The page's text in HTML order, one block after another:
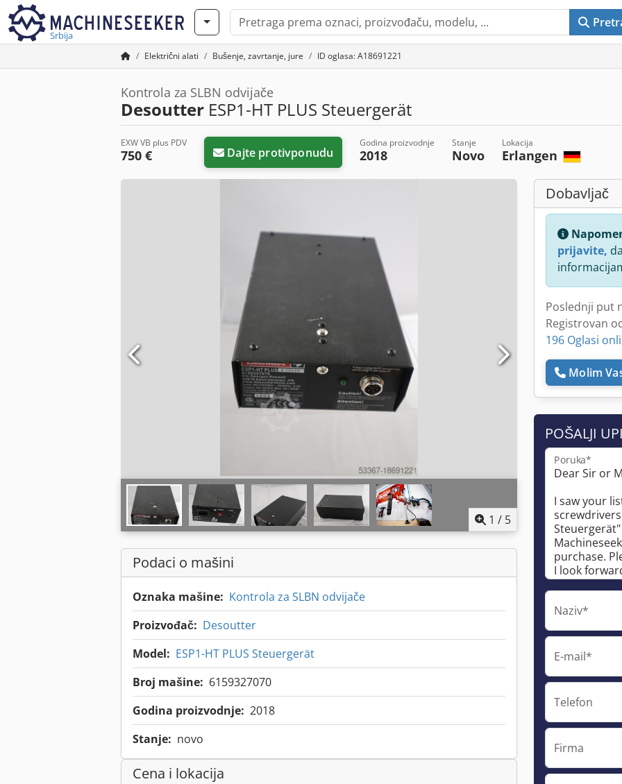
Srbija
Električni alati Bušenje, zavrtanje, jure ID oglasa: A18691221
Kontrola za SLBN odvijače
Desoutter ESP1-HT PLUS Steuergerät
EXW VB plus PDV
750 € Dajte protivponudu
Godina proizvodnje
2018
Stanje
Novo
Lokacija
Erlangen
1 / 5
Podaci o mašini
Oznaka mašine: Kontrola za SLBN odvijače
Proizvođač: Desoutter
Model: ESP1-HT PLUS Steuergerät
Broj mašine: 6159327070
Godina proizvodnje: 2018
Stanje: novo
Cena i lokacija
Dobavljač
prijavite,
Poslednji put
Registrovan
196 Oglasi
Molim
POŠALJI
Poruka*
Naziv*
E-mail*
Telefon
Firma